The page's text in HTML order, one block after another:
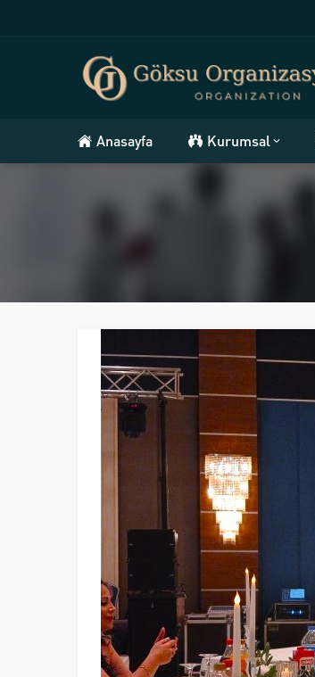
Anasayfa Kurumsal